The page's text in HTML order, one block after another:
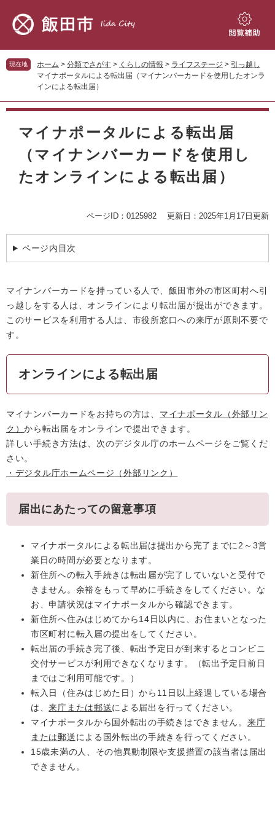
先
頭
を
飛
て
閲
補
助
現在地 ホーム > 分類でさがす > くらしの情報 > ライフステージ > 引っ越し
マイナポータルによる転出届（マイナンバーカードを使用したオンラ
インによる転出届）
本
マイナポータルによる転出届
（マイナンバーカードを使用し
たオンラインによる転出届）
ページID：0125982 更新日：2025年1月17日更新
ページ内目次
マイナンバーカードを持っている人で、飯田市外の市区町村へ引
っ越しをする人は、オンラインにより転出届が提出ができます。
このサービスを利用する人は、市役所窓口への来庁が原則不要で
す。
オンラインによる転出届
マイナンバーカードをお持ちの方は、 マイナポータル （外部リン
ク）から転出届をオンラインで提出できます。
詳しい手続き方法は、次のデジタル庁のホームページをご覧くだ
さい。
・デジタル庁ホームページ （外部リンク）
届出にあたっての留意事項
マイナポータルによる転出届は提出から完了までに2～3営
業日の時間が必要となります。
新住所への転入手続きは転出届が完了していないと受付で
きません。余裕をもって早めに手続きをしてください。な
お、申請状況はマイナポータルから確認できます。
新住所へ住みはじめてから14日以内に、お住まいとなった
市区町村に転入届の提出をしてください。
転出届の手続き完了後、転出予定日が到来するとコンビニ
交付サービスが利用できなくなります。（転出予定日前日
まではご利用可能です。）
転入日（住みはじめた日）から11日以上経過している場合
は、来庁または郵送による届出を行ってください。
マイナポータルから国外転出の手続きはできません。 来庁
または郵送による国外転出の手続きを行ってください。
15歳未満の人、その他異動制限や支援措置の該当者は届出
できません。